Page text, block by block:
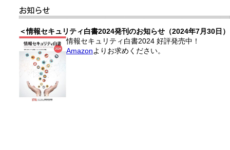
＜情報セキュリティ白書2024発刊のお知らせ（2024年7月30日
情報セキュリティ白書2024 好評発売中！
Amazonよりお求めください。